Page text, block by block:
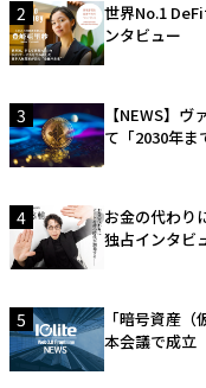
2
世界No.1
ンタビュー
3
【NEWS】
て「2030年
4
お金の代わり
独占インタビ
5
「暗号資産
本会議で成立